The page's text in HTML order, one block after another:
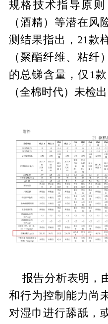
规格技术指导原
（酒精）等潜在风
测结果指出，21款
（聚酯纤维、粘纤
的总锑含量，仅1
（全棉时代）未检出
报告分析表明，
和行为控制能力尚
对湿巾进行舔舐，